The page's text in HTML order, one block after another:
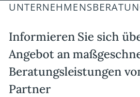
Informieren Sie sich
Angebot an
Beratungsleistungen
Partner